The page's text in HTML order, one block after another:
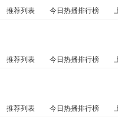
推荐列表 今日热播排行榜
推荐列表 今日热播排行榜
推荐列表 今日热播排行榜